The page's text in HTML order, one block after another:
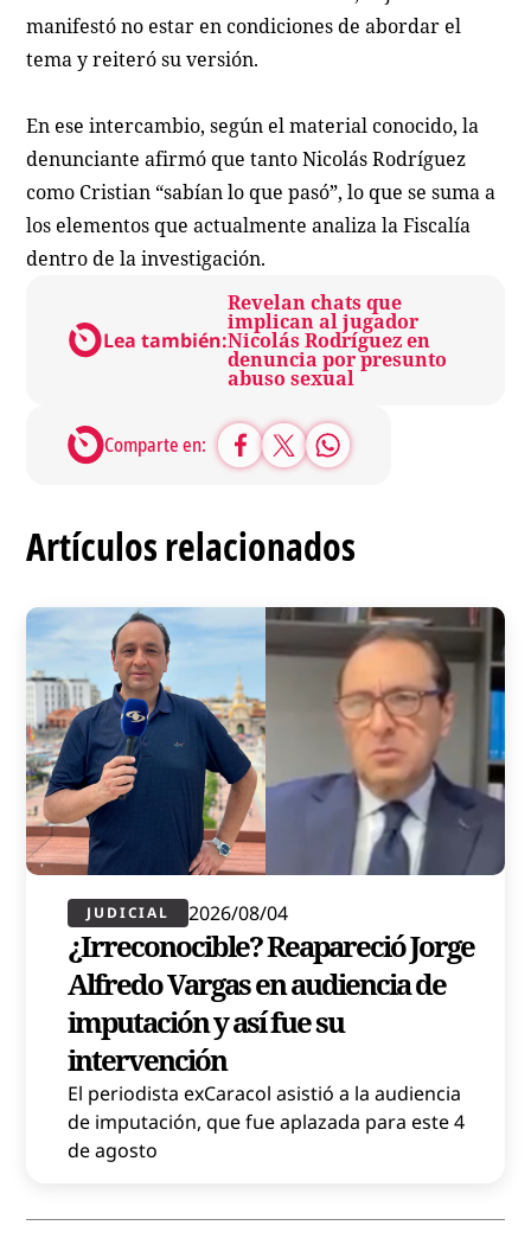
manifestó no estar en condiciones de abordar el
tema y reiteró su versión.
En ese intercambio, según el material conocido, la
denunciante afirmó que tanto Nicolás Rodríguez
como Cristian “sabían lo que pasó”, lo que se suma a
los elementos que actualmente analiza la Fiscalía
dentro de la investigación.
Lea también:
Revelan chats que
implican al jugador
Nicolás Rodríguez en
denuncia por presunto
abuso sexual
Comparte en:
Artículos relacionados
JUDICIAL 2026/08/04
¿Irreconocible? Reapareció Jorge
Alfredo Vargas en audiencia de
imputación y así fue su
intervención
El periodista exCaracol asistió a la audiencia
de imputación, que fue aplazada para este 4
de agosto